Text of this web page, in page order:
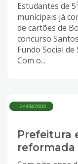
Estudantes de
municipais já
de cartões de
concurso
Fundo Social
Com o...
24/08/2000
Prefeitura
reformada